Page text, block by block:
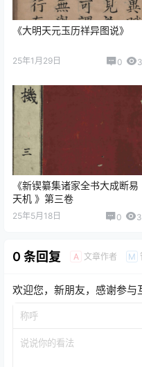
《大明天元玉历祥异图说》
25年1月29日 0
《新锲纂集诸家全书大成断易
天机 》第三卷
25年5月18日 0
0 条回复 A 文章作者 M
欢迎您，新朋友，感谢参与